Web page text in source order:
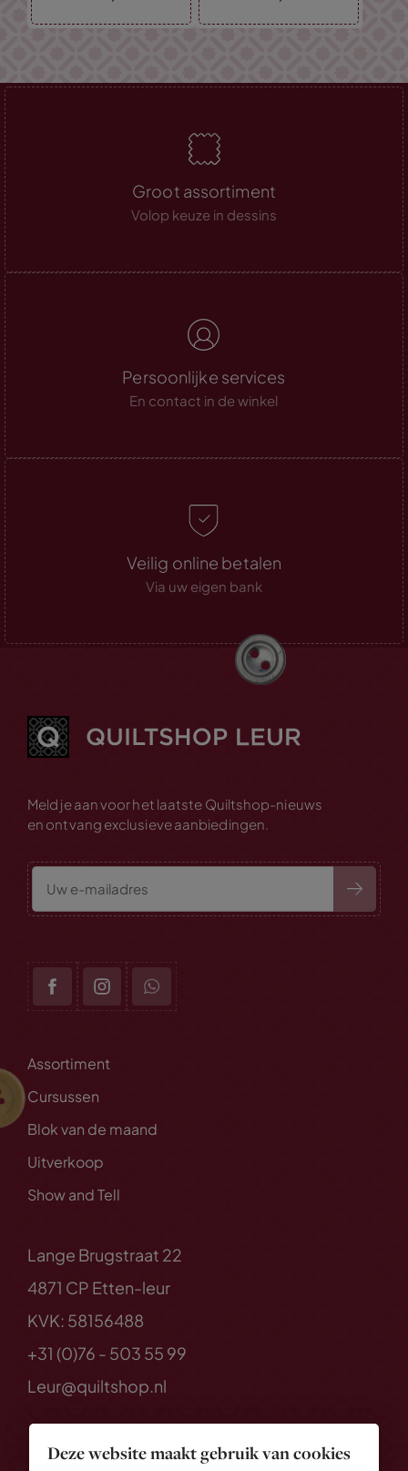
Deze website maakt gebruik van cookies
Groot assortiment
Volop keuze in dessins
Persoonlijke services
En contact in de winkel
Veilig online betalen
Via uw eigen bank
Meld je aan voor het laatste Quiltshop-nieuws
en ontvang exclusieve aanbiedingen.
Assortiment
Cursussen
Blok van de maand
Uitverkoop
Show and Tell
Lange Brugstraat 22
4871 CP Etten-leur
KVK: 58156488
+31 (0)76 - 503 55 99
Leur@quiltshop.nl